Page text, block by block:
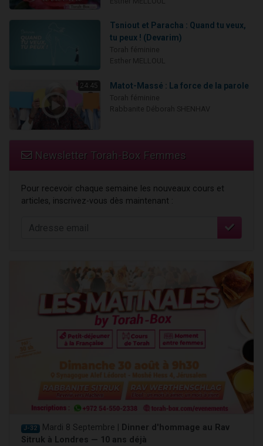
Tsniout et Paracha : Quand tu veux,
tu peux ! (Devarim)
24:45 Matot-Massé : La force de la parole
Newsletter Torah-Box Femmes
Pour recevoir chaque semaine les nouveaux cours et
articles, inscrivez-vous dès maintenant :
J-32 Mardi 8 Septembre | Dinner d'hommage au Rav
Sitruk à Londres — 10 ans déjà